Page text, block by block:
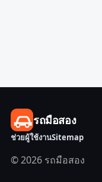
รถมือสอง
ช่วยผู้ใช้งานSitemap
© 2026 รถมือสอง